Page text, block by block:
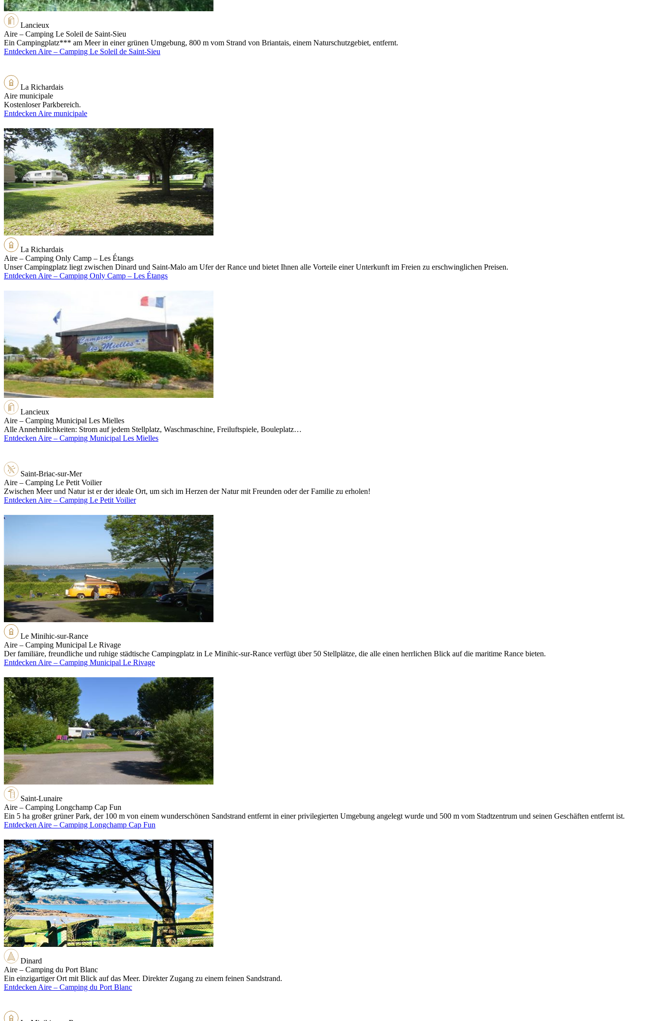
Lancieux
Aire – Camping Le Soleil de Saint-Sieu
Ein Campingplatz*** am Meer in einer grünen Umgebung, 800 m vom Strand von Briantais, einem Naturschutzgebiet, entfernt.
Entdecken Aire – Camping Le Soleil de Saint-Sieu
La Richardais
Aire municipale
Kostenloser Parkbereich.
Entdecken Aire municipale
La Richardais
Aire – Camping Only Camp – Les Étangs
Unser Campingplatz liegt zwischen Dinard und Saint-Malo am Ufer der Rance und bietet Ihnen alle Vorteile einer Unterkunft im Freien zu erschwinglichen Preisen.
Entdecken Aire – Camping Only Camp – Les Étangs
Lancieux
Aire – Camping Municipal Les Mielles
Alle Annehmlichkeiten: Strom auf jedem Stellplatz, Waschmaschine, Freiluftspiele, Bouleplatz…
Entdecken Aire – Camping Municipal Les Mielles
Saint-Briac-sur-Mer
Aire – Camping Le Petit Voilier
Zwischen Meer und Natur ist er der ideale Ort, um sich im Herzen der Natur mit Freunden oder der Familie zu erholen!
Entdecken Aire – Camping Le Petit Voilier
Le Minihic-sur-Rance
Aire – Camping Municipal Le Rivage
Der familiäre, freundliche und ruhige städtische Campingplatz in Le Minihic-sur-Rance verfügt über 50 Stellplätze, die alle einen herrlichen Blick auf die maritime Rance bieten.
Entdecken Aire – Camping Municipal Le Rivage
Saint-Lunaire
Aire – Camping Longchamp Cap Fun
Ein 5 ha großer grüner Park, der 100 m von einem wunderschönen Sandstrand entfernt in einer privilegierten Umgebung angelegt wurde und 500 m vom Stadtzentrum und seinen Geschäften entfernt ist.
Entdecken Aire – Camping Longchamp Cap Fun
Dinard
Aire – Camping du Port Blanc
Ein einzigartiger Ort mit Blick auf das Meer. Direkter Zugang zu einem feinen Sandstrand.
Entdecken Aire – Camping du Port Blanc